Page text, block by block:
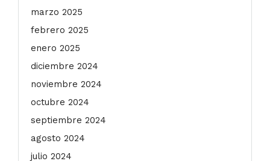
marzo 2025
febrero 2025
enero 2025
diciembre 2024
noviembre 2024
octubre 2024
septiembre 2024
agosto 2024
julio 2024